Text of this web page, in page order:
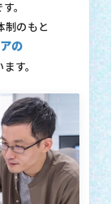
。
制のもと
の
す。